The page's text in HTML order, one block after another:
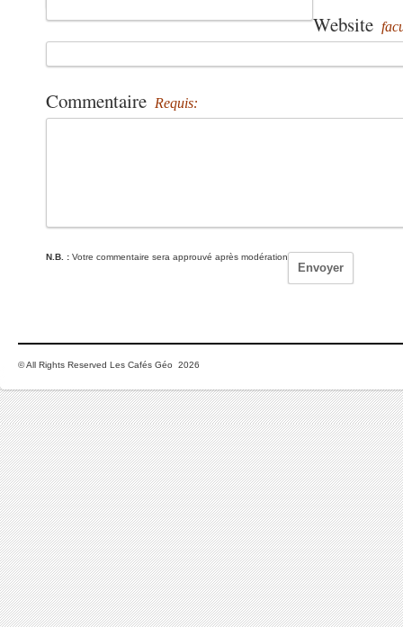
Website
Commentaire Requis:
N.B. : Votre commentaire sera approuvé après modération
© All Rights Reserved Les Cafés Géo 2026